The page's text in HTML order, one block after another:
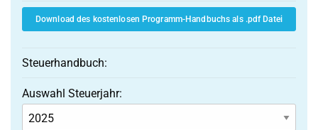
Download des kostenlosen Programm-Handbuchs als .pdf Datei
Steuerhandbuch:
Auswahl Steuerjahr: